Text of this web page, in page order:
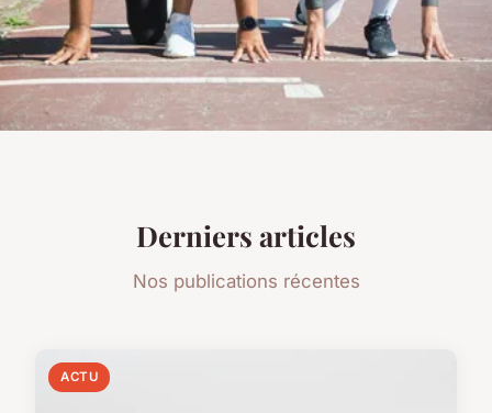
Derniers articles
Nos publications récentes
ACTU